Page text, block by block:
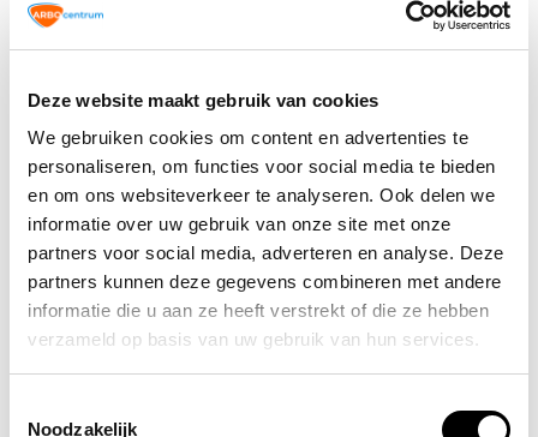
Deze website maakt gebruik van cookies
We gebruiken cookies om content en advertenties te
personaliseren, om functies voor social media te bieden
en om ons websiteverkeer te analyseren. Ook delen we
informatie over uw gebruik van onze site met onze
partners voor social media, adverteren en analyse. Deze
partners kunnen deze gegevens combineren met andere
informatie die u aan ze heeft verstrekt of die ze hebben
verzameld op basis van uw gebruik van hun services.
Noodzakelijk
Ik voer
uit (spanningsloosheid
lockout/tagout)
Ik vervang/repareer elektrische componenten
(relais, motor, frequentieregelaar e.d.)
Ik werk aan machineswaarbij elektrische
risico’s aanwezig zijn
Score A (werkzaamheden):____ / 6